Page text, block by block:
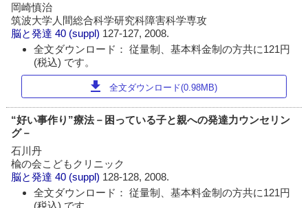
岡崎慎治
筑波大学人間総合科学研究科障害科学専攻
脳と発達 40 (suppl) 127-127, 2008.
全文ダウンロード： 従量制、基本料金制の方共に121円
(税込) です。
download 全文ダウンロード(0.98MB)
“好い事作り”療法－困っている子と親への発達力ウンセリン
グ－
石川丹
楡の会こどもクリニック
脳と発達 40 (suppl) 128-128, 2008.
全文ダウンロード： 従量制、基本料金制の方共に121円
(税込) です。